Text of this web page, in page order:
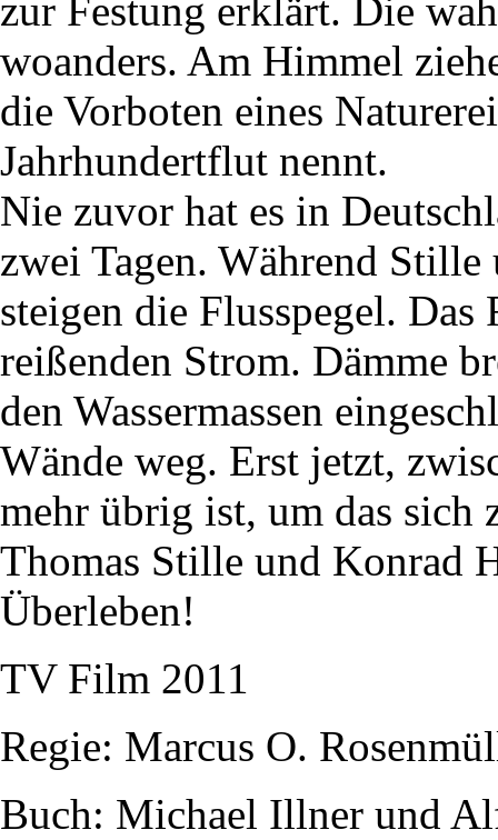
zur Festung erklärt. Die
woanders. Am Himmel
die Vorboten eines
Jahrhundertflut nennt.
Nie zuvor hat es in
zwei Tagen. Während
steigen die Flusspegel.
reißenden Strom. Dämme
den Wassermassen
Wände weg. Erst jetzt,
mehr übrig ist, um das sich
Thomas Stille und Konrad
Überleben!
TV Film 2011
Regie: Marcus O.
Buch: Michael Illner und